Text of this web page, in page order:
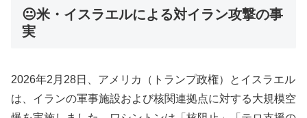
😐米・イスラエルによる対イラン攻撃の事
実
2026年2月28日、アメリカ（トランプ政権）とイスラエル
は、イランの軍事施設および核関連拠点に対する大規模空